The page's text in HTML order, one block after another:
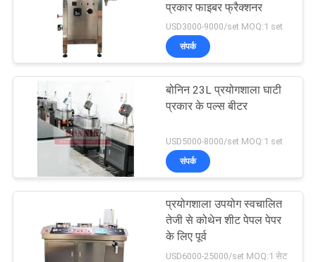
प्रकार फाइबर फ्रैक्शनर
USD3000-9000/set MOQ:1 set
संपर्क
बोनिन 23L प्रयोगशाला घाटी
प्रकार के पल्स बीटर
USD5000-8000/set MOQ:1 set
संपर्क
प्रयोगशाला उपयोग स्वचालित
तेजी से कोथेन शीट पेपल पेपर
के लिए पूर्व
USD6000-25000/set MOQ:1 सेट